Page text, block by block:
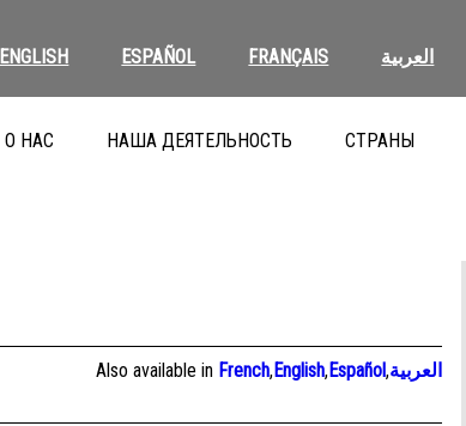
ENGLISH ESPAÑOL FRANÇAIS العربية
О НАС НАША ДЕЯТЕЛЬНОСТЬ СТРАНЫ
Also available in French,English,Español,العربية